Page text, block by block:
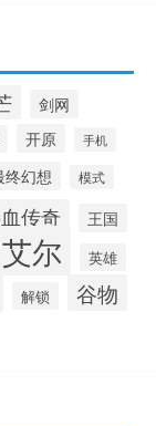
剑网
开原 手机
终幻想 模式
传奇 王国
艾尔 英雄
解锁 谷物